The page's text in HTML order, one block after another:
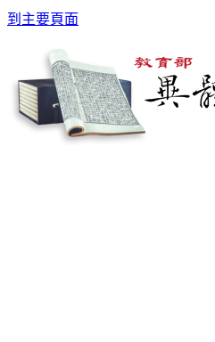
到主要頁面